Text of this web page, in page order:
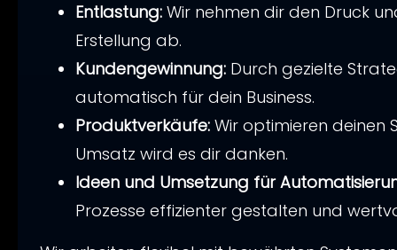
Entlastung: Wir nehmen dir den Druck
Erstellung ab.
Kundengewinnung: Durch gezielte
automatisch für dein Business.
Produktverkäufe: Wir optimieren deinen
Umsatz wird es dir danken.
Ideen und Umsetzung für
Prozesse effizienter gestalten und
Die
Online-
stressfrei
Klarer
➡ Nutze
dein
entspannt
*
➡ Nutze
dein
entspannt
*
Webseite
Themen
Budget
*
dein
Strategie,
entspannt
Webseite
*